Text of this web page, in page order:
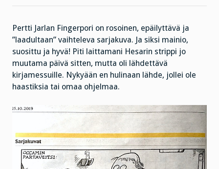
Pertti Jarlan Fingerpori on rosoinen, epäilyttävä ja
”laadultaan” vaihteleva sarjakuva. Ja siksi mainio,
suosittu ja hyvä! Piti laittamani Hesarin strippi jo
muutama päivä sitten, mutta oli lähdettävä
kirjamessuille. Nykyään en hulinaan lähde, jollei ole
haastiksia tai omaa ohjelmaa.